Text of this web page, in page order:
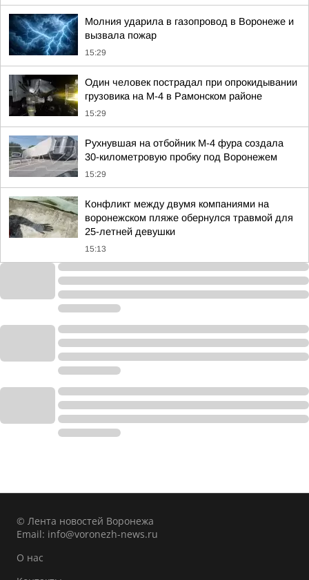
Молния ударила в газопровод в Воронеже и
вызвала пожар
15:29
Один человек пострадал при опрокидывании
грузовика на М-4 в Рамонском районе
15:29
Рухнувшая на отбойник М-4 фура создала
30-километровую пробку под Воронежем
15:29
Конфликт между двумя компаниями на
воронежском пляже обернулся травмой для
25-летней девушки
15:13
© Лента новостей Воронежа
Email: info@voronezh-news.ru
О нас